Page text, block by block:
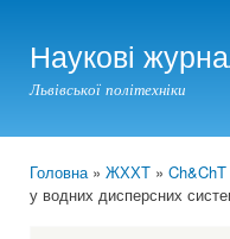
Наукові
Львівської політехніки
You are here
Головна» ЖХХТ »
у водних дисперсних